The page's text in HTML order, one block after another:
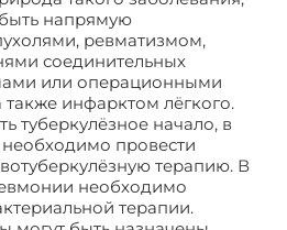
напрямую
ревматизмом,
соединительных
или операционными
инфарктом лёгкого.
туберкулёзное начало, в
провести
терапию. В
необходимо
терапии.